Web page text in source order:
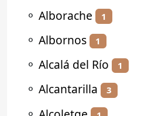
⚬ Alborache 1
⚬ Albornos 1
⚬ Alcalá del Río 1
⚬ Alcantarilla 3